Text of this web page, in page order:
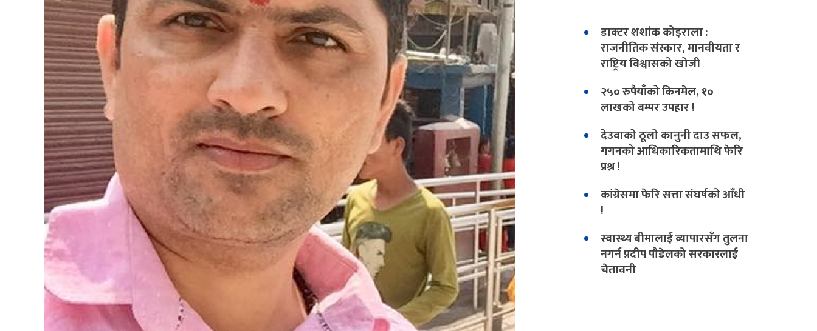
डाक्टर शशांक कोइराला :
राजनीतिक संस्कार, मानवीयता र
राष्ट्रिय विश्वासको खोजी
२५० रुपैयाँको किनमेल, १०
लाखको बम्पर उपहार !
देउवाको ठूलो कानुनी दाउ सफल,
गगनको आधिकारिकतामाथि फेरि
प्रश्न !
कांग्रेसमा फेरि सत्ता संघर्षको आँधी
!
स्वास्थ्य बीमालाई व्यापारसँग तुलना
नगर्न प्रदीप पौडेलको सरकारलाई
चेतावनी